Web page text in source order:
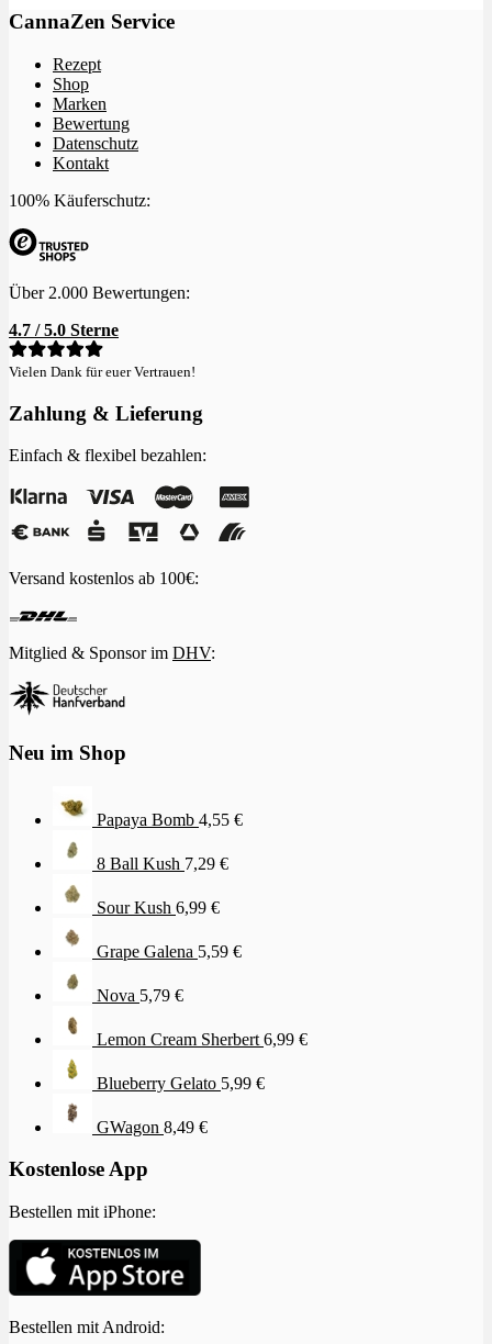
CannaZen Service
Rezept
Shop
Marken
Bewertung
Datenschutz
Kontakt
100% Käuferschutz:
Über 2.000 Bewertungen:
4.7 / 5.0 Sterne
Vielen Dank für euer Vertrauen!
Zahlung & Lieferung
Einfach & flexibel bezahlen:
Versand kostenlos ab 100€:
Mitglied & Sponsor im DHV:
Neu im Shop
Papaya Bomb 4,55 €
8 Ball Kush 7,29 €
Sour Kush 6,99 €
Grape Galena 5,59 €
Nova 5,79 €
Lemon Cream Sherbert 6,99 €
Blueberry Gelato 5,99 €
GWagon 8,49 €
Kostenlose App
Bestellen mit iPhone:
Bestellen mit Android: